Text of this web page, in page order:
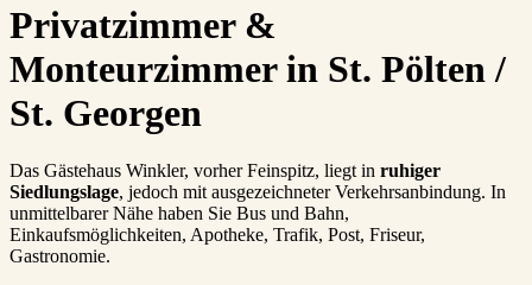
Privatzimmer &
Monteurzimmer in St. Pölten /
St. Georgen
Das Gästehaus Winkler, vorher Feinspitz, liegt in ruhiger
Siedlungslage, jedoch mit ausgezeichneter Verkehrsanbindung. In
unmittelbarer Nähe haben Sie Bus und Bahn,
Einkaufsmöglichkeiten, Apotheke, Trafik, Post, Friseur,
Gastronomie.